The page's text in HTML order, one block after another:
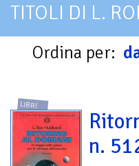
TITOLI DI L.
Ordina per:
LIBRI
n.